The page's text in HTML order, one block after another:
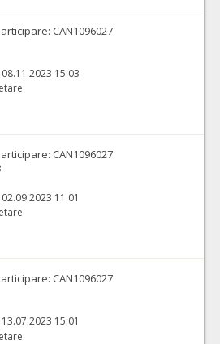
CAN1096027
08.11.2023 15:03
CAN1096027
02.09.2023 11:01
CAN1096027
13.07.2023 15:01